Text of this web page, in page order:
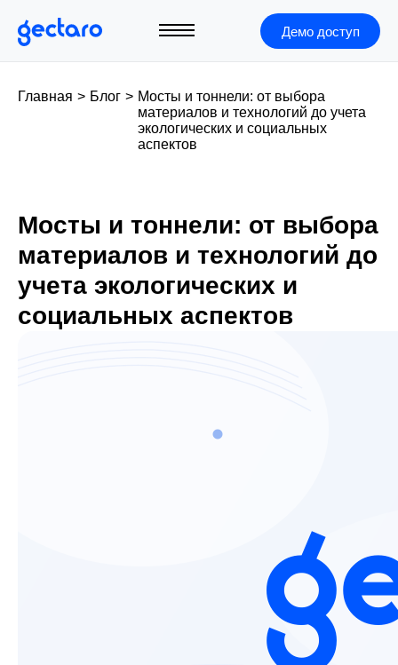
Демо доступ
Главная > Блог > Мосты и тоннели: от выбора
материалов и технологий до учета
экологических и социальных
аспектов
Мосты и тоннели: от выбора
материалов и технологий до
учета экологических и
социальных аспектов